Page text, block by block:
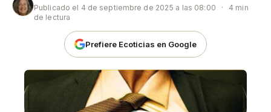
Publicado el 4 de septiembre de 2025 a las 08:00 ·
4 min
de lectura
Prefiere Ecoticias en Google